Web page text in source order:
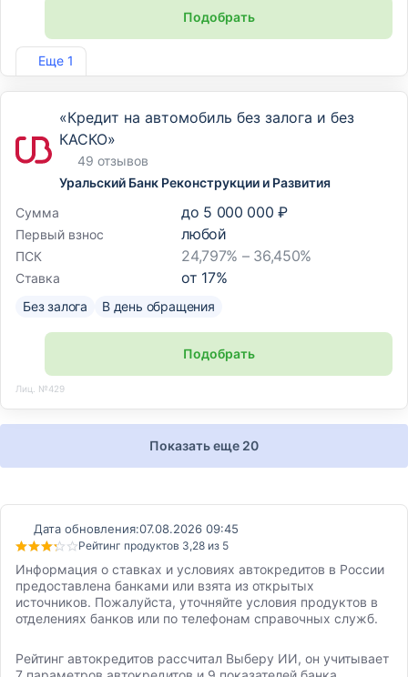
Еще 1
Подобрать
Лиц. №3255
«Кредит на автомобиль без залога и без
КАСКО»
49 отзывов
Уральский Банк Реконструкции и Развития
Сумма
до 5 000 000 ₽
Первый взнос любой
ПСК 24,797% – 36,450%
Ставка от 17%
Без залога В день обращения
Подобрать
Лиц. №429
Показать еще 20
Дата обновления:07.08.2026 09:45
Рейтинг продуктов 3,28 из 5
Информация о ставках и условиях автокредитов в России
предоставлена банками или взята из открытых
источников. Пожалуйста, уточняйте условия продуктов в
отделениях банков или по телефонам справочных служб.
Рейтинг автокредитов рассчитал Выберу ИИ, он учитывает